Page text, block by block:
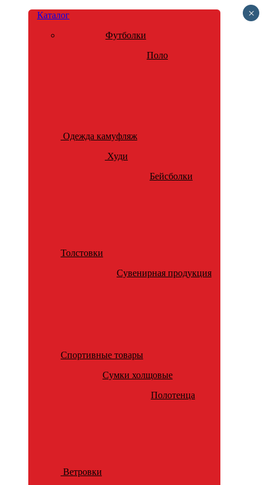
Каталог
Футболки
Поло
Одежда камуфляж
Худи
Бейсболки
Толстовки
Сувенирная продукция
Спортивные товары
Сумки холщовые
Полотенца
Ветровки
×